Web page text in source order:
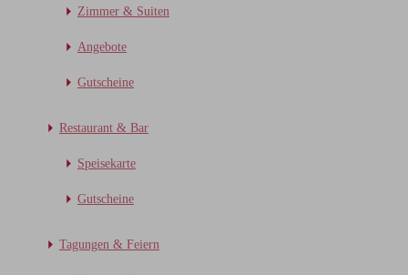
Zimmer & Suiten
Angebote
Gutscheine
Restaurant & Bar
Speisekarte
Gutscheine
Tagungen & Feiern